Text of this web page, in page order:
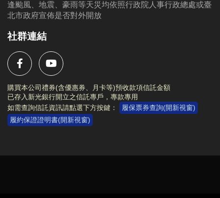
逢颱風、地震、豪雨等天災均依照行政院人事行政總處或臺
北市政府宣佈是否對外開放
社群連結
購買本公司禮券(含優惠券、月卡等)預收款項信託金額
已存入新光銀行開立之信託專戶，專款專用
如需查詢信託資訊請點選下方按鍵：
履保票券查詢(開新視窗)
履約保證證明書(開新視窗)